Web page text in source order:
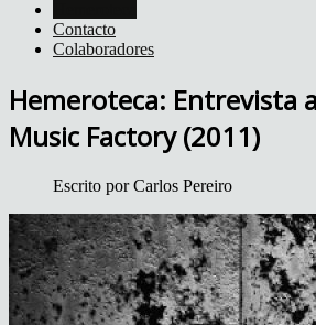
Contacto
Colaboradores
Hemeroteca: Entrevista
Music Factory (2011)
Escrito porCarlos Pereiro